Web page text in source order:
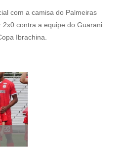
com a camisa do Palmeiras
2x0 contra a equipe do Guarani
Ibrachina.